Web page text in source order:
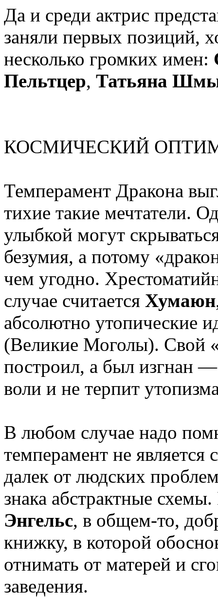
Да и среди актрис
заняли первых позиций,
несколько громких имен:
Пельтцер, Татьяна
КОСМИЧЕСКИЙ
Темперамент Дракона
тихие такие мечтатели.
улыбкой могут
безумия, а потому
чем угодно.
случае считается Хумаюн
абсолютно утопические
(Великие Моголы). Свой
построил, а был изгнан
воли и не терпит
В любом случае надо
темперамент не
далек от людских
знака абстрактные
Энгельс, в общем-то,
книжку, в которой
отнимать от матерей и
заведения.